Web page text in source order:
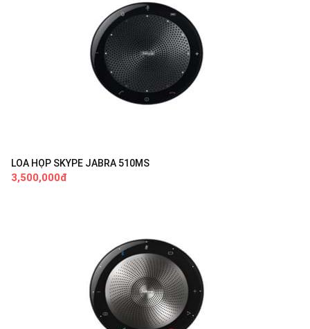
LOA HỌP SKYPE JABRA 510MS
3,500,000đ